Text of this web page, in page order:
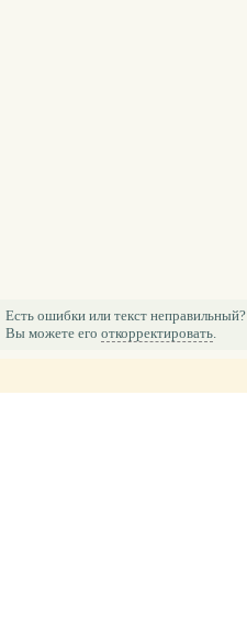
Есть ошибки или текст неправильный?
Вы можете его откорректировать.